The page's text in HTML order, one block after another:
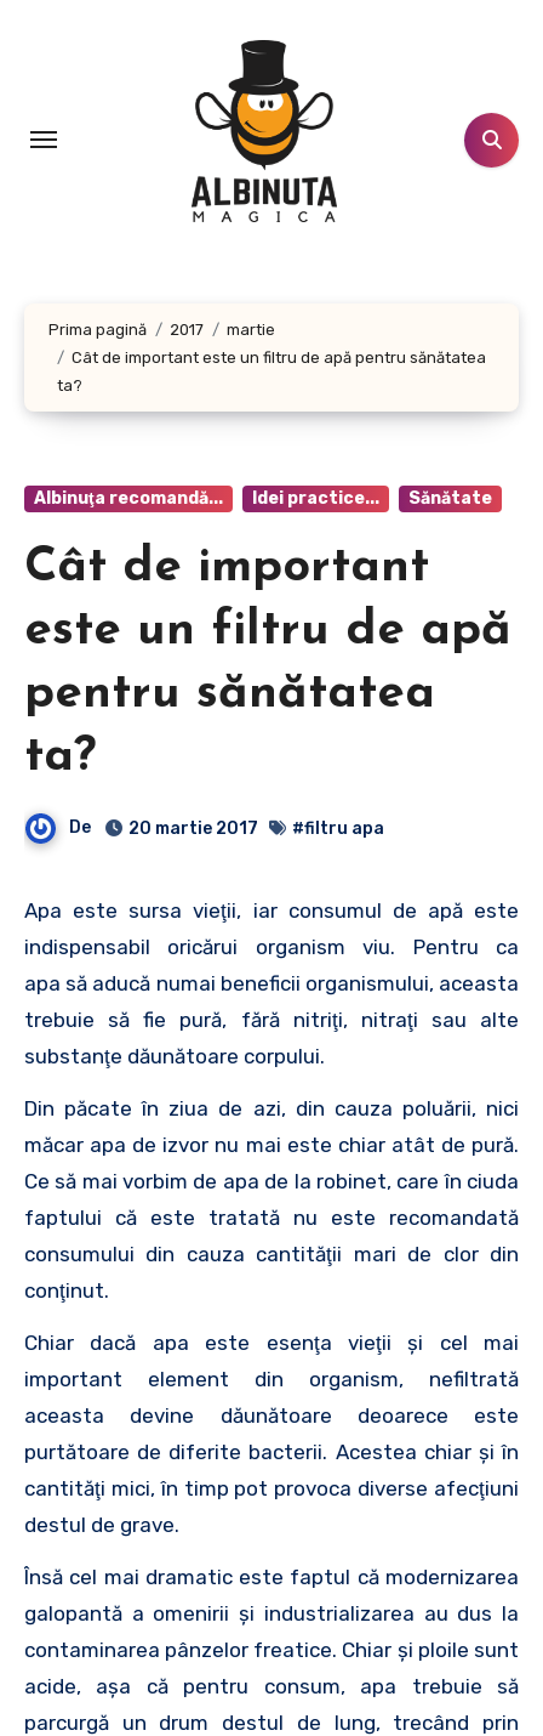
Prima pagină 2017
martie
Cât de important este un filtru de apă pentru sănătatea
ta?
Albinuţa recomandă... Idei practice... Sănătate
Cât de important
este un filtru de apă
pentru sănătatea
ta?
De 20 martie 2017 #filtru apa
Apa este sursa vieţii, iar consumul de apă este
indispensabil oricărui organism viu. Pentru ca
apa să aducă numai beneficii organismului, aceasta
trebuie să fie pură, fără nitriţi, nitraţi sau alte
substanţe dăunătoare corpului.
Din păcate în ziua de azi, din cauza poluării, nici
măcar apa de izvor nu mai este chiar atât de pură.
Ce să mai vorbim de apa de la robinet, care în ciuda
faptului că este tratată nu este recomandată
consumului din cauza cantităţii mari de clor din
conţinut.
Chiar dacă apa este esenţa vieţii şi cel mai
important element din organism, nefiltrată
aceasta devine dăunătoare deoarece este
purtătoare de diferite bacterii. Acestea chiar şi în
cantităţi mici, în timp pot provoca diverse afecţiuni
destul de grave.
Însă cel mai dramatic este faptul că modernizarea
galopantă a omenirii şi industrializarea au dus la
contaminarea pânzelor freatice. Chiar şi ploile sunt
acide, aşa că pentru consum, apa trebuie să
parcurgă un drum destul de lung, trecând prin